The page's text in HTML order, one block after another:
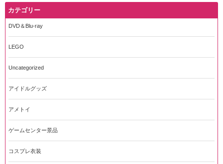
カテゴリー
DVD＆Blu-ray
LEGO
Uncategorized
アイドルグッズ
アメトイ
ゲームセンター景品
コスプレ衣装